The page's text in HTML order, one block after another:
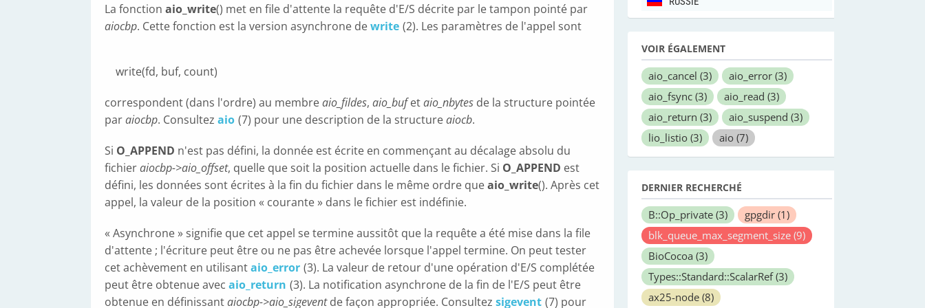
La fonction aio_write() met en file d'attente la requête d'E/S décrite par le tampon pointé par
aiocbp. Cette fonction est la version asynchrone dewrite (2). Les paramètres de l'appel sont
write(fd, buf, count)
correspondent (dans l'ordre) au membreaio_fildes, aio_bufetaio_nbytes de la structure pointée
paraiocbp. Consultez aio (7) pour une description de la structureaiocb.
Si O_APPEND n'est pas défini, la donnée est écrite en commençant au décalage absolu du
fichieraiocbp->aio_offset, quelle que soit la position actuelle dans le fichier. Si O_APPEND est
défini, les données sont écrites à la fin du fichier dans le même ordre queaio_write(). Après cet
appel, la valeur de la position « courante » dans le fichier est indéfinie.
« Asynchrone » signifie que cet appel se termine aussitôt que la requête a été mise dans la file
d'attente ; l'écriture peut être ou ne pas être achevée lorsque l'appel termine. On peut tester
cet achèvement en utilisantaio_error (3). La valeur de retour d'une opération d'E/S complétée
peut être obtenue avec aio_return (3). La notification asynchrone de la fin de l'E/S peut être
obtenue en définissantaiocbp->aio_sigeventde façon appropriée. Consultez sigevent (7) pour
VOIR ÉGALEMENT
aio_cancel (3) aio_error (3)
aio_fsync (3) aio_read (3)
aio_return (3) aio_suspend (3)
lio_listio (3) aio (7)
DERNIER RECHERCHÉ
B::Op_private (3) gpgdir (1)
blk_queue_max_segment_size (9)
BioCocoa (3)
Types::Standard::ScalarRef(3)
ax25-node (8)